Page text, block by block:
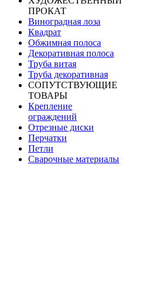
ПРОКАТ
Виноградная лоза
Квадрат
Обжимная полоса
Декоративная полоса
Труба витая
Труба декоративная
СОПУТСТВУЮЩИЕ
ТОВАРЫ
Крепление
ограждений
Отрезные диски
Перчатки
Петли
Сварочные материалы